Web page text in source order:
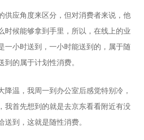
供应角度来区分，但对消费者来说，他
时候能够拿到手里，所以，在线上的业
一小时送到，一小时能送到的，属于随
的属于计划性消费。
降温，我周一到办公室后感觉特别冷，
我首先想到的就是去京东看看附近有没
到，这就是随性消费。